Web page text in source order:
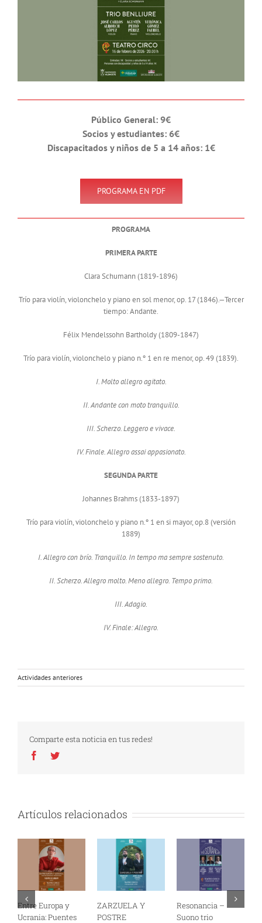
Público General: 9€
Socios y estudiantes: 6€
Discapacitados y niños de 5 a 14 años: 1€
PROGRAMA EN PDF
PROGRAMA
PRIMERA PARTE
Clara Schumann (1819-1896)
Trío para violín, violonchelo y piano en sol menor, op. 17 (1846).—Tercer
tiempo: Andante.
Félix Mendelssohn Bartholdy (1809-1847)
Trío para violín, violonchelo y piano n.º 1 en re menor, op. 49 (1839).
I. Molto allegro agitato.
II. Andante con moto tranquillo.
III. Scherzo. Leggero e vivace.
IV. Finale. Allegro assai appasionato.
SEGUNDA PARTE
Johannes Brahms (1833-1897)
Trío para violín, violonchelo y piano n.º 1 en si mayor, op.8 (versión
1889)
I. Allegro con brío. Tranquillo. In tempo ma sempre sostenuto.
II. Scherzo. Allegro molto. Meno allegro. Tempo primo.
III. Adagio.
IV. Finale: Allegro.
Actividades anteriores
Comparte esta noticia en tus redes!
FacebookTwitter
Artículos relacionados
Entre Europa y
Ucrania: Puentes
ZARZUELA Y
POSTRE
Resonancia –
Suono trio